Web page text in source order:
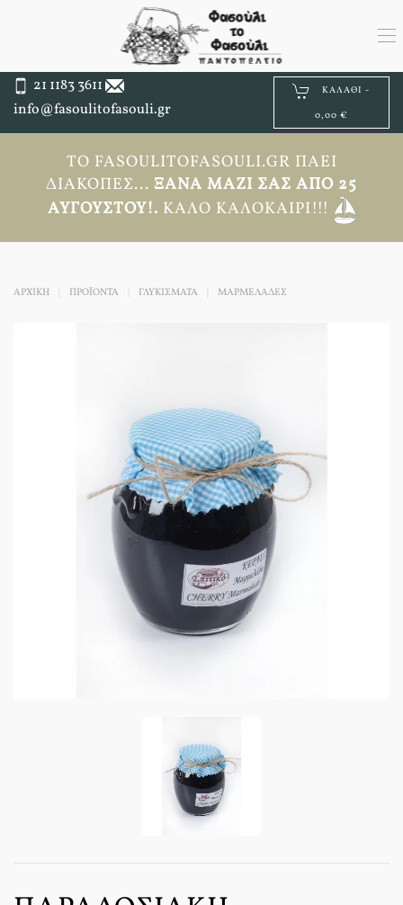
21 1183 3611
info@fasoulitofasouli.gr
ΚΑΛΆΘΙ -
0,00 €
ΤΟ FASOULITOFASOULI.GR ΠΆΕΙ
ΔΙΑΚΟΠΈΣ... ΞΑΝΆ ΜΑΖΊ ΣΑΣ ΑΠΟ 25
ΑΥΓΟΎΣΤΟΥ!. ΚΑΛΌ ΚΑΛΟΚΑΊΡΙ!!!
ΑΡΧΙΚΉ ΠΡΟΪΟΝΤΑ ΓΛΥΚΙΣΜΑΤΑ ΜΑΡΜΕΛΑΔΕΣ